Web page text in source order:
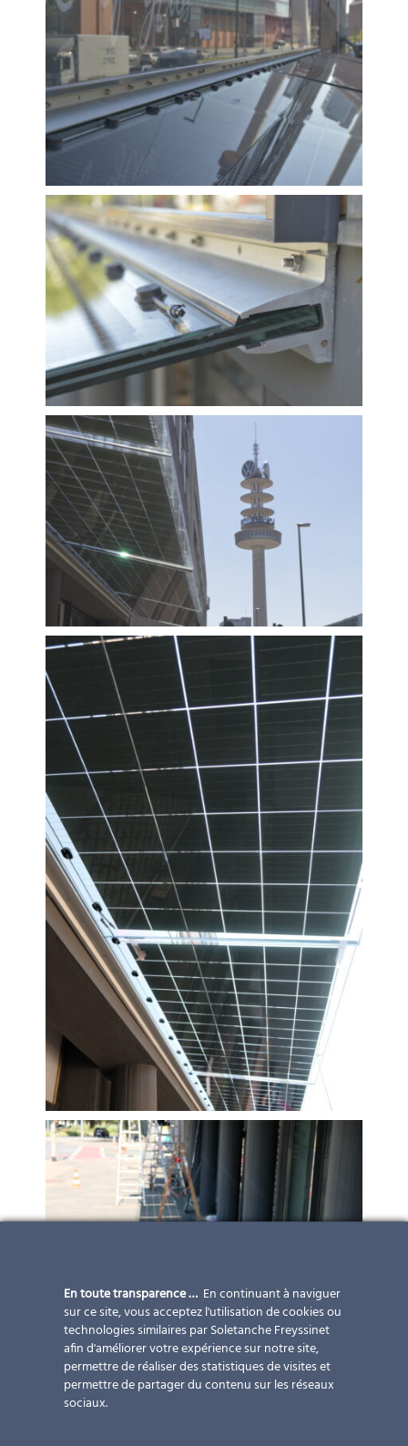
En toute transparence … En continuant à naviguer
sur ce site, vous acceptez l'utilisation de cookies ou
technologies similaires par Soletanche Freyssinet
afin d'améliorer votre expérience sur notre site,
permettre de réaliser des statistiques de visites et
permettre de partager du contenu sur les réseaux
sociaux.